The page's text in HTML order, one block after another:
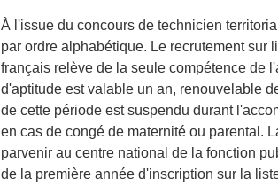
À l'issue du concours de technicien
par ordre alphabétique. Le recrutement sur
français relève de la seule compétence de
d'aptitude est valable un an, renouvelable
de cette période est suspendu durant
en cas de congé de maternité ou parental.
parvenir au centre national de la fonction
de la première année d'inscription sur la